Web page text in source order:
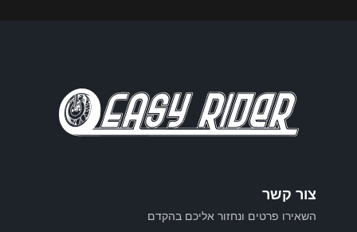
צור קשר
השאירו פרטים ונחזור אליכם בהקדם